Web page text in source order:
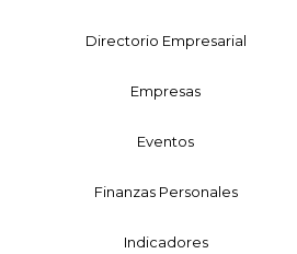
Directorio Empresarial
Empresas
Eventos
Finanzas Personales
Indicadores